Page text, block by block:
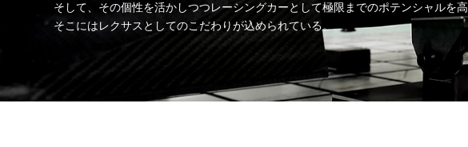
そして、その個性を活かしつつレーシングカーとして極限までのポテンシャルを
そこにはレクサスとしてのこだわりが込められている。